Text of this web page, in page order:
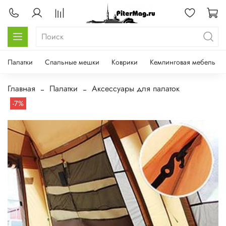
Палатки Спальные мешки Коврики Кемпинговая мебель
Главная Палатки Аксессуары для палаток
-7%